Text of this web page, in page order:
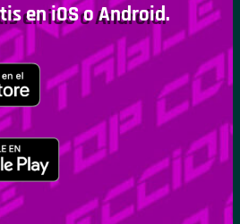
en iOS o Android.